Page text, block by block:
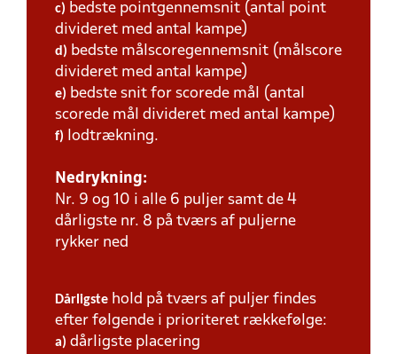
c) bedste pointgennemsnit (antal point
divideret med antal kampe)
d) bedste målscoregennemsnit (målscore
divideret med antal kampe)
e) bedste snit for scorede mål (antal
scorede mål divideret med antal kampe)
f) lodtrækning.
Nedrykning:
Nr. 9 og 10 i alle 6 puljer samt de 4
dårligste nr. 8 på tværs af puljerne
rykker ned
Dårligste hold på tværs af puljer findes
efter følgende i prioriteret rækkefølge:
a) dårligste placering